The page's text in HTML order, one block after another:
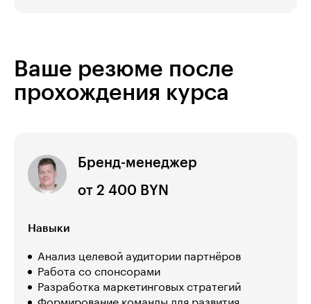
Ваше резюме после
прохождения курса
Бренд-менеджер
от 2 400 BYN
Навыки
Анализ целевой аудитории партнёров
Работа со спонсорами
Разработка маркетинговых стратегий